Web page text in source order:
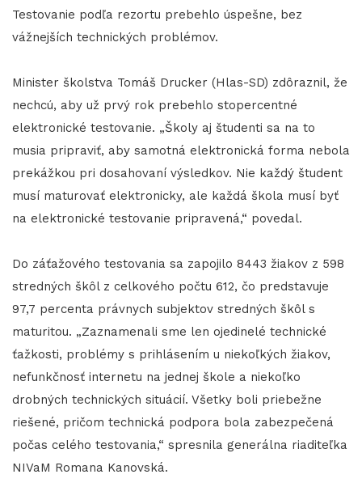
Testovanie podľa rezortu prebehlo úspešne, bez
vážnejších technických problémov.
Minister školstva Tomáš Drucker (Hlas-SD) zdôraznil, že
nechcú, aby už prvý rok prebehlo stopercentné
elektronické testovanie. „Školy aj študenti sa na to
musia pripraviť, aby samotná elektronická forma nebola
prekážkou pri dosahovaní výsledkov. Nie každý študent
musí maturovať elektronicky, ale každá škola musí byť
na elektronické testovanie pripravená,“ povedal.
Do záťažového testovania sa zapojilo 8443 žiakov z 598
stredných škôl z celkového počtu 612, čo predstavuje
97,7 percenta právnych subjektov stredných škôl s
maturitou. „Zaznamenali sme len ojedinelé technické
ťažkosti, problémy s prihlásením u niekoľkých žiakov,
nefunkčnosť internetu na jednej škole a niekoľko
drobných technických situácií. Všetky boli priebežne
riešené, pričom technická podpora bola zabezpečená
počas celého testovania,“ spresnila generálna riaditeľka
NIVaM Romana Kanovská.